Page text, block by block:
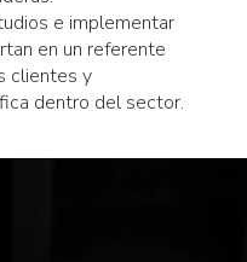
e implementar
en un referente
clientes y
dentro del sector.